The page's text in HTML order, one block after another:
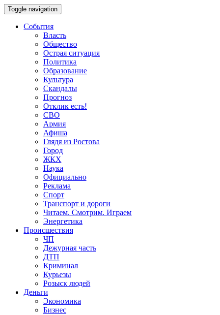
Toggle navigation
События
Власть
Общество
Острая ситуация
Политика
Образование
Культура
Скандалы
Прогноз
Отклик есть!
СВО
Армия
Афиша
Глядя из Ростова
Город
ЖКХ
Наука
Официально
Реклама
Спорт
Транспорт и дороги
Читаем. Смотрим. Играем
Энергетика
Происшествия
ЧП
Дежурная часть
ДТП
Криминал
Курьезы
Розыск людей
Деньги
Экономика
Бизнес